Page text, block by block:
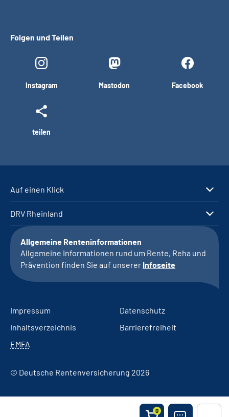
0
Folgen und Teilen
Instagram Mastodon Facebook
teilen
Auf einen Klick
DRV Rheinland
Allgemeine Renteninformationen
Allgemeine Informationen rund um Rente, Reha und
Prävention finden Sie auf unserer Infoseite
Impressum
Datenschutz
Inhaltsverzeichnis
Barrierefreiheit
EMFA
© Deutsche Rentenversicherung 2026